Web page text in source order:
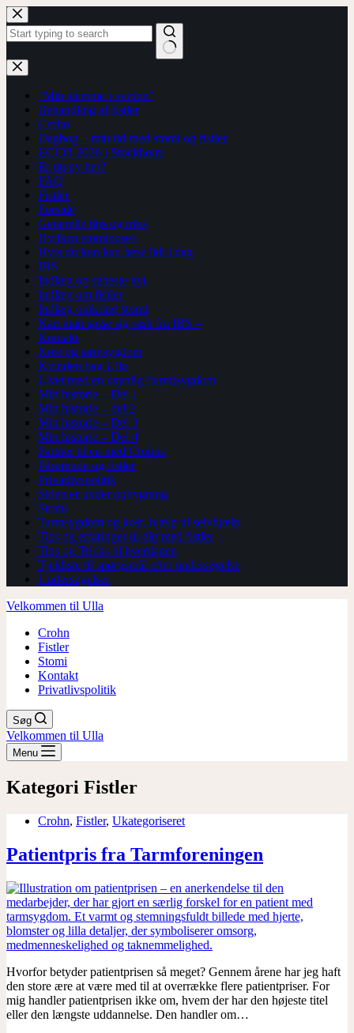
Fortsæt
til
indhold
Ingen
resultater
“Min stemme i verden”
Behandling af fistler
Crohn
Dagbog – min tid med stomi og fistler
ECCO 2026 i Stockholm
Er du ny her?
FAQ
Fistler
Forside
Generelle tips og triks
Hvilken stomipose?
Hvis du kun kan læse lidt i dag
IBS
Indlæg og seneste nyt
Indlæg om fistler
Indlæg omkring stomi
Kan man spise sig rask fra IBS –
Kontakt
Kost og tarmsygdom
Kvinden bag Ulla
Livet med en usynlig (tarm)sygdom
Min historie – Del 1
Min historie – del 2
Min historie – Del 3
Min historie – Del 4
Partner til en med Crohns
Pårørende og fistler
Privatlivspolitik
Siden er under opbygning
Stomi
Tarmsygdom og kost, hjælp til selvhjælp
Tips og erfaringer til dig med fistler
Tips og Tricks til hverdagen
Tjekliste til spørgsmål efter undersøgelse
Undersøgelser
Velkommen til Ulla
Crohn
Fistler
Stomi
Kontakt
Privatlivspolitik
Søg
Velkommen til Ulla
Menu
Kategori Fistler
Crohn, Fistler, Ukategoriseret
Patientpris fra Tarmforeningen
Hvorfor betyder patientprisen så meget? Gennem årene har jeg haft
den store ære at være med til at overrække flere patientpriser. For
mig handler patientprisen ikke om, hvem der har den højeste titel
eller den længste uddannelse. Den handler om…